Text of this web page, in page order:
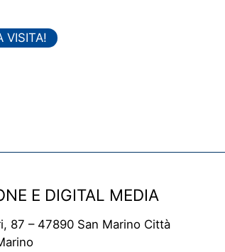
VISITA!
E DIGITAL MEDIA
87 – 47890 San Marino Città